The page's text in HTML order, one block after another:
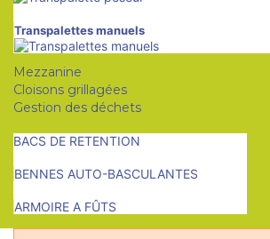
Transpalettes manuels
Mezzanine
Cloisons grillagées
Gestion des déchets
BACS DE RETENTION
BENNES AUTO-BASCULANTES
ARMOIRE A FÛTS